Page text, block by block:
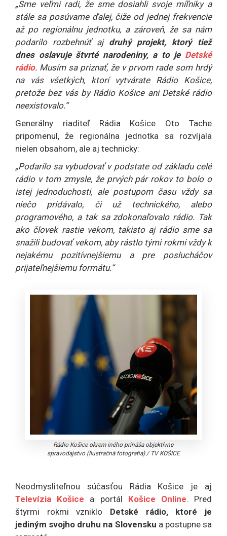
„Sme veľmi radi, že sme dosiahli svoje míľniky a
stále sa posúvame ďalej, čiže od jednej frekvencie
až po regionálnu jednotku, a zároveň, že sa nám
podarilo rozbehnúť aj druhý projekt, ktorý tiež
dnes oslavuje štvrté narodeniny, a to je Detské
rádio. Musím sa priznať, že v prvom rade som hrdý
na vás všetkých, ktorí vytvárate Rádio Košice,
pretože bez vás by Rádio Košice ani Detské rádio
neexistovalo.“
Generálny riaditeľ Rádia Košice Oto Tache
pripomenul, že regionálna jednotka sa rozvíjala
nielen obsahom, ale aj technicky:
„Podarilo sa vybudovať v podstate od základu celé
rádio v tom zmysle, že prvých pár rokov to bolo o
istej jednoduchosti, ale postupom času vždy sa
niečo pridávalo, či už technického, alebo
programového, a tak sa zdokonaľovalo rádio. Tak
ako človek rastie vekom, takisto aj rádio sme sa
snažili budovať vekom, aby rástlo tými rokmi vždy k
nejakému pozitívnejšiemu a pre poslucháčov
prijateľnejšiemu formátu.“
Rádio Košice okrem iného prináša objektívne
spravodajstvo (Ilustračná fotografia)/ TV KOŠICE
Neodmysliteľnou súčasťou Rádia Košice je aj
Televízia Košice a portál Košice Online. Pred
štyrmi rokmi vzniklo Detské rádio, ktoré je
jediným svojho druhu na Slovensku a postupne sa